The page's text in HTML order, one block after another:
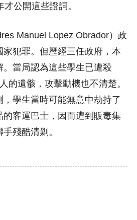
公開這些證詞。
Manuel Lopez Obrador）政
家犯罪。但歷經三任政府，本
當局認為這些學生已遭殺
的遺骸，攻擊動機也不清楚。
學生當時可能無意中劫持了
客運巴士，因而遭到販毒集
殘酷清剿。